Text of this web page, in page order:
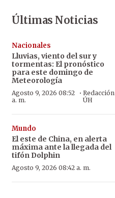
Últimas Noticias
Nacionales
Lluvias, viento del sur y
tormentas: El pronóstico
para este domingo de
Meteorología
Agosto 9, 2026 08:52
a. m.
· Redacción
ÚH
Mundo
El este de China, en alerta
máxima ante la llegada del
tifón Dolphin
Agosto 9, 2026 08:42 a. m.